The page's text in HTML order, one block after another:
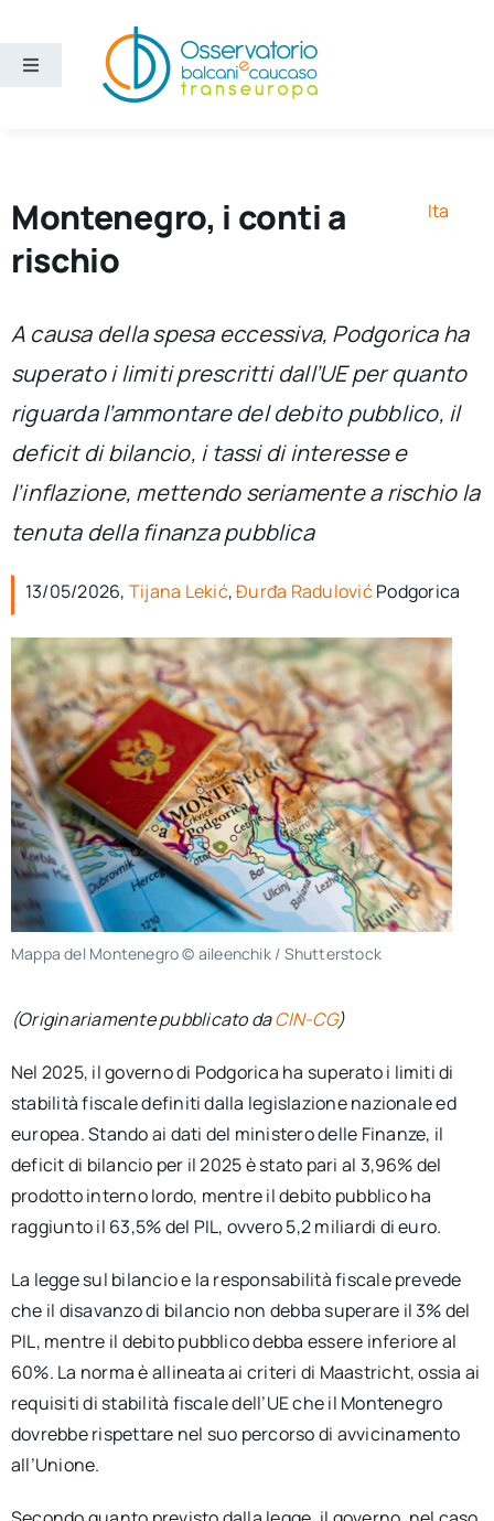
contenuto
Toggle
Ricerca e divulgazione
Sezioni
Chi siamo
per:
Ita
Montenegro, i conti a
rischio
Ita
A causa della spesa eccessiva, Podgorica ha
superato i limiti prescritti dall’UE per quanto
riguarda l’ammontare del debito pubblico, il
deficit di bilancio, i tassi di interesse e
l’inflazione, mettendo seriamente a rischio la
tenuta della finanza pubblica
13/05/2026, Tijana Lekić,Đurđa RadulovićPodgorica
Mappa del Montenegro © aileenchik / Shutterstock
(Originariamente pubblicato daCIN-CG)
Nel 2025, il governo di Podgorica ha superato i limiti di
stabilità fiscale definiti dalla legislazione nazionale ed
europea. Stando ai dati del ministero delle Finanze, il
deficit di bilancio per il 2025 è stato pari al 3,96% del
prodotto interno lordo, mentre il debito pubblico ha
raggiunto il 63,5% del PIL, ovvero 5,2 miliardi di euro.
La legge sul bilancio e la responsabilità fiscale prevede
che il disavanzo di bilancio non debba superare il 3% del
PIL, mentre il debito pubblico debba essere inferiore al
60%. La norma è allineata ai criteri di Maastricht, ossia ai
requisiti di stabilità fiscale dell’UE che il Montenegro
dovrebbe rispettare nel suo percorso di avvicinamento
all’Unione.